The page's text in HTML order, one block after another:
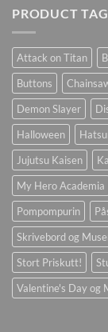
PRODUCT
Attack on Titan
Buttons
Demon Slayer
Halloween
Jujutsu Kaisen
My Hero Academia
Pompompurin
Skrivebord og
Stort Priskutt!
Valentine's Day og